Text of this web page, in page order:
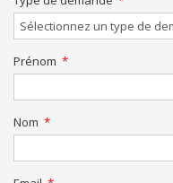
Prénom
Nom